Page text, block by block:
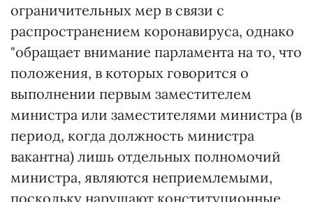
ограничительных мер в связи с
распространением коронавируса, однако
"обращает внимание парламента на то, что
положения, в которых говорится о
выполнении первым заместителем
министра или заместителями министра (в
период, когда должность министра
вакантна) лишь отдельных полномочий
министра, являются неприемлемыми,
поскольку нарушают конституционные